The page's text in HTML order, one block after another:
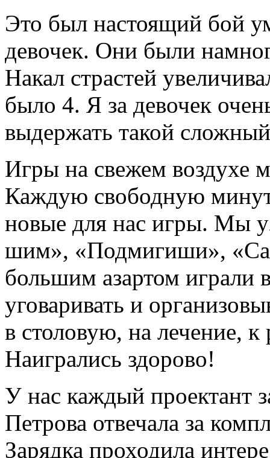
Это был настоящий бой
девочек. Они были
Накал страстей
было 4. Я за девочек
выдержать такой
Игры на свежем воздухе
Каждую свободную
новые для нас игры. Мы
шим», «Подмигиши»,
большим азартом играли
уговаривать и
в столовую, на лечение, к
Наигрались здорово!
У нас каждый проектант
Петрова отвечала за
Зарядка проходила